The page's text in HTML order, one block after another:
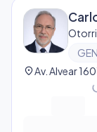
location_on